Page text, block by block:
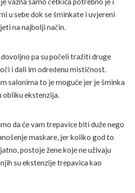
u sebe dok se šminkate i uvjereni
na najbolji način.
pa su počeli tražiti druge
i dali im određenu mističnost.
salonima to je moguće jer je šminka
obliku ekstenzija.
da će vam trepavice biti duže nego
maskare, jer koliko god to
postoje žene koje ne uživaju
su ekstenzije trepavica kao